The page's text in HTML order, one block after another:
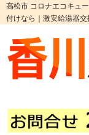
高松市 コロナエコキュ
付けなら｜激安給湯器